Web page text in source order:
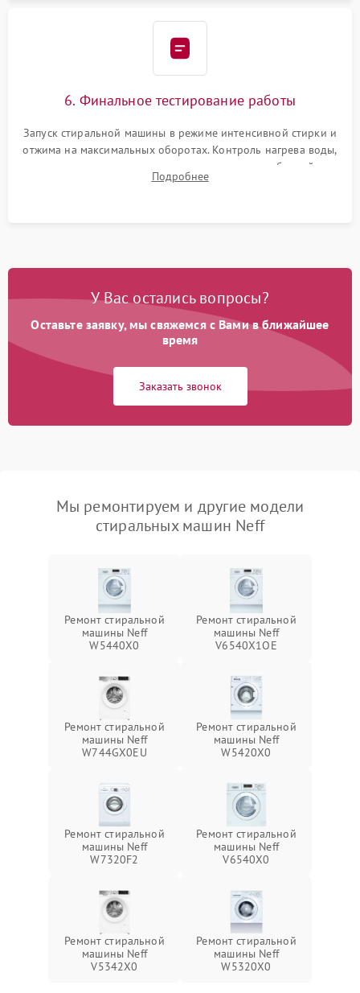
6. Финальное тестирование работы
Запуск стиральной машины в режиме интенсивной стирки и
отжима на максимальных оборотах. Контроль нагрева воды,
корректности слива, отсутствия излишних вибраций,
посторонних стуков и протечек под корпусом.
Подробнее
У Вас остались вопросы?
Оставьте заявку, мы свяжемся с Вами в ближайшее
время
Заказать звонок
Мы ремонтируем и другие модели
стиральных машин Neff
Ремонт стиральной
машины Neff
W5440X0
Ремонт стиральной
машины Neff
V6540X1OE
Ремонт стиральной
машины Neff
W744GX0EU
Ремонт стиральной
машины Neff
W5420X0
Ремонт стиральной
машины Neff
W7320F2
Ремонт стиральной
машины Neff
V6540X0
Ремонт стиральной
машины Neff
V5342X0
Ремонт стиральной
машины Neff
W5320X0